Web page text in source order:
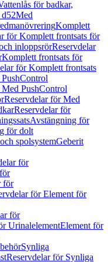
för badkar,
Med
Komplett
för Komplett frontsats för
inloppsrörReservdelar
Komplett frontsats för
för Komplett frontsats
PushControl
Reservdelar för Med
Reservdelar för
Avstängning för
för dolt
spolsystemGeberit
för
för
för Element för
för
UrinalelementElement för
Synliga
Reservdelar för Synliga